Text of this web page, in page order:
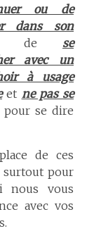
ou de
dans son
de se
avec un
à usage
et ne pas se
se dire
de ces
surtout pour
nous vous
avec vos